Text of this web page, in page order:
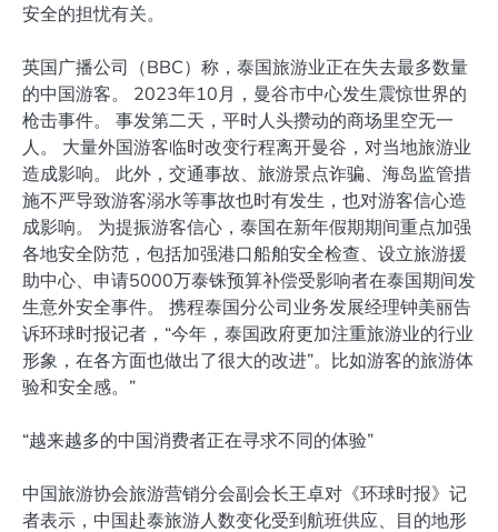
安全的担忧有关。
英国广播公司（BBC）称，泰国旅游业正在失去最多数量
的中国游客。 2023年10月，曼谷市中心发生震惊世界的
枪击事件。 事发第二天，平时人头攒动的商场里空无一
人。 大量外国游客临时改变行程离开曼谷，对当地旅游业
造成影响。 此外，交通事故、旅游景点诈骗、海岛监管措
施不严导致游​​客溺水等事故也时有发生，也对游客信心造
成影响。 为提振游客信心，泰国在新年假期期间重点加强
各地安全防范，包括加强港口船舶安全检查、设立旅游援
助中心、申请5000万泰铢预算补偿受影响者在泰国期间发
生意外安全事件。 携程泰国分公司业务发展经理钟美丽告
诉环球时报记者，“今年，泰国政府更加注重旅游业的行业
形象，在各方面也做出了很大的改进”。比如游客的旅游体
验和安全感。”
“越来越多的中国消费者正在寻求不同的体验”
中国旅游协会旅游营销分会副会长王卓对《环球时报》记
者表示，中国赴泰旅游人数变化受到航班供应、目的地形